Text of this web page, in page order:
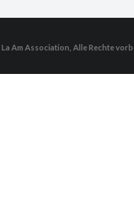
Am Association, Alle Rechte